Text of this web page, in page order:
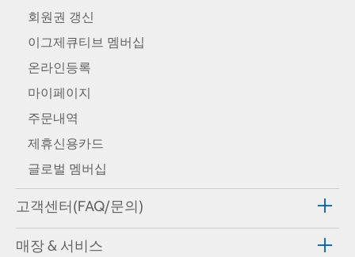
회원권 갱신
이그제큐티브 멤버십
온라인등록
마이페이지
주문내역
제휴신용카드
글로벌 멤버십
고객센터(FAQ/문의)
매장 & 서비스